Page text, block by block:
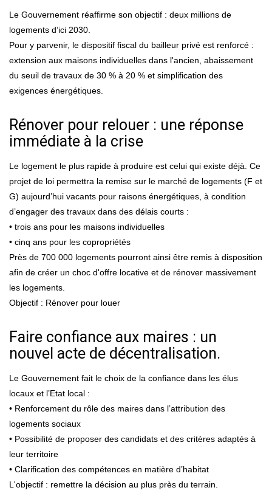
Le Gouvernement réaffirme son objectif : deux millions de
logements d’ici 2030.
Pour y parvenir, le dispositif fiscal du bailleur privé est renforcé :
extension aux maisons individuelles dans l'ancien, abaissement
du seuil de travaux de 30 % à 20 % et simplification des
exigences énergétiques.
Rénover pour relouer : une réponse
immédiate à la crise
Le logement le plus rapide à produire est celui qui existe déjà. Ce
projet de loi permettra la remise sur le marché de logements (F et
G) aujourd’hui vacants pour raisons énergétiques, à condition
d’engager des travaux dans des délais courts :
• trois ans pour les maisons individuelles
• cinq ans pour les copropriétés
Près de 700 000 logements pourront ainsi être remis à disposition
afin de créer un choc d'offre locative et de rénover massivement
les logements.
Objectif : Rénover pour louer
Faire confiance aux maires : un
nouvel acte de décentralisation.
Le Gouvernement fait le choix de la confiance dans les élus
locaux et l’Etat local :
• Renforcement du rôle des maires dans l’attribution des
logements sociaux
• Possibilité de proposer des candidats et des critères adaptés à
leur territoire
• Clarification des compétences en matière d’habitat
L'objectif : remettre la décision au plus près du terrain.